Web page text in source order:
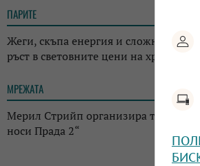
ПАРИТЕ
Жеги, скъпа енергия и сложна
ръст в световните цени на храните
МРЕЖАТА
Мерил Стрийп организира търг с
носи Прада 2“